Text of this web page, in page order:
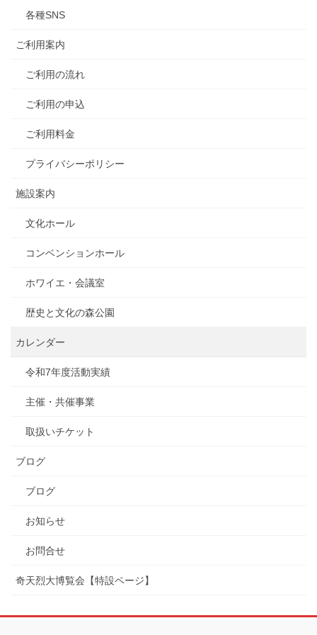
各種SNS
ご利用案内
ご利用の流れ
ご利用の申込
ご利用料金
プライバシーポリシー
施設案内
文化ホール
コンベンションホール
ホワイエ・会議室
歴史と文化の森公園
カレンダー
令和7年度活動実績
主催・共催事業
取扱いチケット
ブログ
ブログ
お知らせ
お問合せ
奇天烈大博覧会【特設ページ】